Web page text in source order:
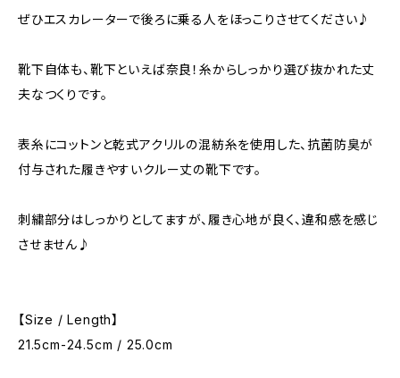
ぜひエスカレーターで後ろに乗る人をほっこりさせてください♪
靴下自体も、靴下といえば奈良！糸からしっかり選び抜かれた丈
夫なつくりです。
表糸にコットンと乾式アクリルの混紡糸を使用した、抗菌防臭が
付与された履きやすいクルー丈の靴下です。
刺繍部分はしっかりとしてますが、履き心地が良く、違和感を感じ
させません♪
【Size / Length】
21.5cm-24.5cm / 25.0cm